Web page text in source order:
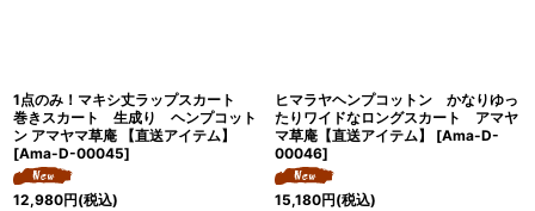
1点のみ！マキシ丈ラップスカート
巻きスカート 生成り ヘンプコット
ン アマヤマ草庵 【直送アイテム】
[Ama-D-00045]
12,980円(税込)
ヒマラヤヘンプコットン かなりゆっ
たりワイドなロングスカート アマヤ
マ草庵【直送アイテム】
[Ama-D-
00046]
15,180円(税込)